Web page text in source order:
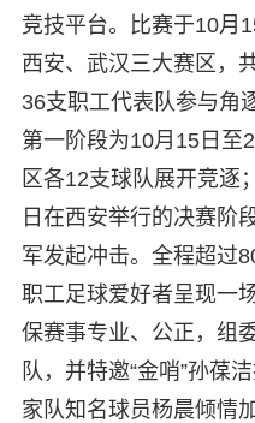
竞技平台。比赛于10月
西安、武汉三大赛区，
36支职工代表队参与角
第一阶段为10月15日至
区各12支球队展开竞逐
日在西安举行的决赛阶
军发起冲击。全程超过
职工足球爱好者呈现一
保赛事专业、公正，组
队，并特邀“金哨”孙葆
家队知名球员杨晨倾情